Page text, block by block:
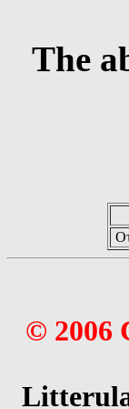
The
© 2006